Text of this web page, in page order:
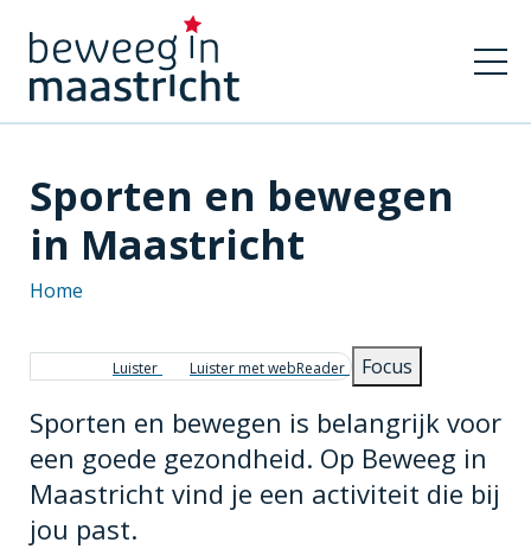
Sporten en bewegen
in Maastricht
Kruimelpad
Home
Luister Luister met webReader Focus
Sporten en bewegen is belangrijk voor
een goede gezondheid. Op Beweeg in
Maastricht vind je een activiteit die bij
jou past.